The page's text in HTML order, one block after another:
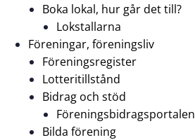
Boka lokal, hur går det till?
Lokstallarna
Föreningar, föreningsliv
Föreningsregister
Lotteritillstånd
Bidrag och stöd
Föreningsbidragsportalen
Bilda förening